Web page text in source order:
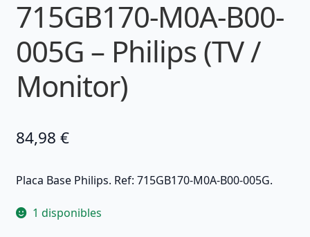
715GB170-M0A-B00-
005G – Philips (TV /
Monitor)
84,98 €
Placa Base Philips. Ref: 715GB170-M0A-B00-005G.
1 disponibles